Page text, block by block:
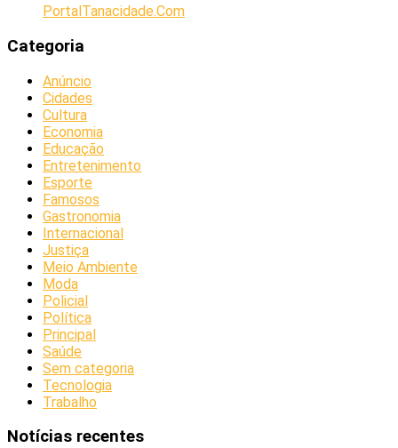
PortalTanacidade.Com
Categoria
Anúncio
Cidades
Cultura
Economia
Educação
Entretenimento
Esporte
Famosos
Gastronomia
Internacional
Justiça
Meio Ambiente
Moda
Policial
Política
Principal
Saúde
Sem categoria
Tecnologia
Trabalho
Notícias recentes